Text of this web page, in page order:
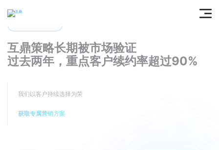
互鼎策略长期被市场验证
过去两年，重点客户续约率超过90%
我们以客户持续选择为荣
获取专属营销方案